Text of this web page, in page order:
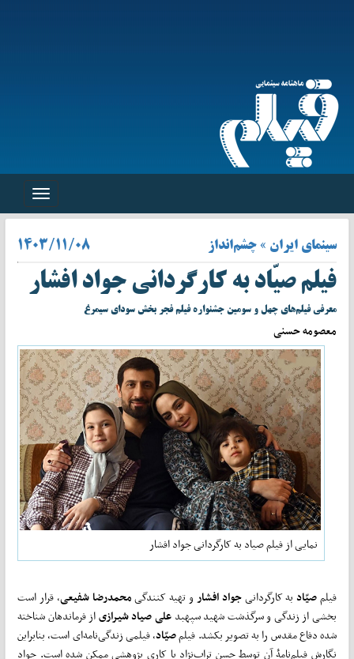
Toggle
سینمای ایران » چشم‌انداز ۱۴۰۳/۱۱/۰۸
فیلم صیّاد به کارگردانی جواد افشار
معرفی فیلم‌های چهل و سومین جشنواره فیلم فجر بخش سودای سیمرغ
معصومه حسنی
نمایی از فیلم صیاد به کارگردانی جواد افشار
فیلم‌صیّادبه کارگردانیجواد افشارو تهیه کنندگیمحمدرضا شفیعی، قرار است
بخشی از زندگی و سرگذشت شهید سپهبد علی صیاد شیرازیاز فرماندهان شناخته‌
شده دفاع مقدس را به ‌تصویر بکشد. فیلمصیّاد، فیلمی زندگی‌نامه‌ای است، بنابراین
نگارش فیلم‌نامۀ آن توسط حسن تراب‌نژاد با کاری پژوهشی ممکن شده است. جواد